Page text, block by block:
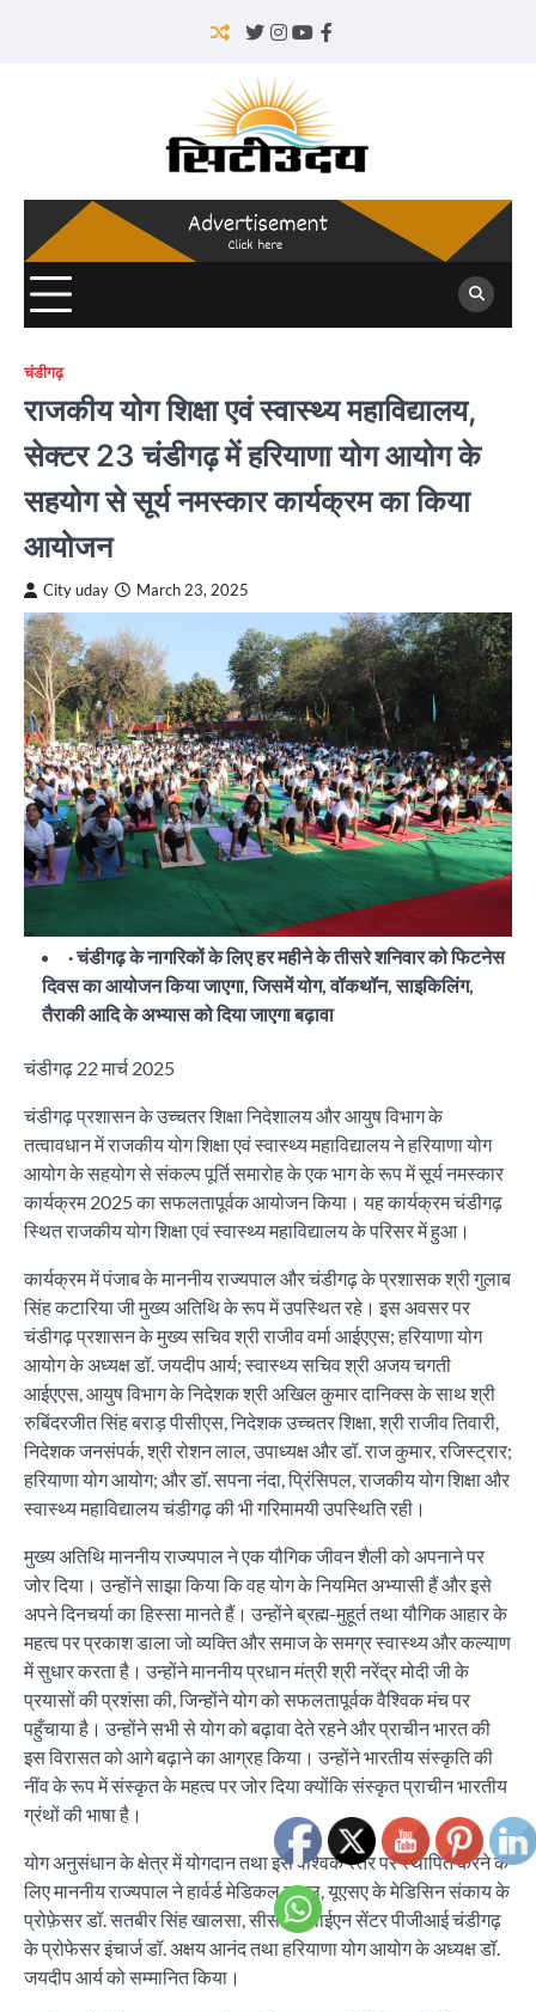
Twitter
Instagram
YouTube
Facebook
चंडीगढ़
राजकीय योग शिक्षा एवं स्वास्थ्य महाविद्यालय,
सेक्टर 23 चंडीगढ़ में हरियाणा योग आयोग के
सहयोग से सूर्य नमस्कार कार्यक्रम का किया
आयोजन
City uday March 23, 2025
· चंडीगढ़ के नागरिकों के लिए हर महीने के तीसरे शनिवार को फिटनेस
दिवस का आयोजन किया जाएगा, जिसमें योग, वॉकथॉन, साइकिलिंग,
तैराकी आदि के अभ्यास को दिया जाएगा बढ़ावा
चंडीगढ़ 22 मार्च 2025
चंडीगढ़ प्रशासन के उच्चतर शिक्षा निदेशालय और आयुष विभाग के
तत्वावधान में राजकीय योग शिक्षा एवं स्वास्थ्य महाविद्यालय ने हरियाणा योग
आयोग के सहयोग से संकल्प पूर्ति समारोह के एक भाग के रूप में सूर्य नमस्कार
कार्यक्रम 2025 का सफलतापूर्वक आयोजन किया। यह कार्यक्रम चंडीगढ़
स्थित राजकीय योग शिक्षा एवं स्वास्थ्य महाविद्यालय के परिसर में हुआ।
कार्यक्रम में पंजाब के माननीय राज्यपाल और चंडीगढ़ के प्रशासक श्री गुलाब
सिंह कटारिया जी मुख्य अतिथि के रूप में उपस्थित रहे। इस अवसर पर
चंडीगढ़ प्रशासन के मुख्य सचिव श्री राजीव वर्मा आईएएस; हरियाणा योग
आयोग के अध्यक्ष डॉ. जयदीप आर्य; स्वास्थ्य सचिव श्री अजय चगती
आईएएस, आयुष विभाग के निदेशक श्री अखिल कुमार दानिक्स के साथ श्री
रुबिंदरजीत सिंह बराड़ पीसीएस, निदेशक उच्चतर शिक्षा, श्री राजीव तिवारी,
निदेशक जनसंपर्क, श्री रोशन लाल, उपाध्यक्ष और डॉ. राज कुमार, रजिस्ट्रार;
हरियाणा योग आयोग; और डॉ. सपना नंदा, प्रिंसिपल, राजकीय योग शिक्षा और
स्वास्थ्य महाविद्यालय चंडीगढ़ की भी गरिमामयी उपस्थिति रही।
मुख्य अतिथि माननीय राज्यपाल ने एक यौगिक जीवन शैली को अपनाने पर
जोर दिया। उन्होंने साझा किया कि वह योग के नियमित अभ्यासी हैं और इसे
अपने दिनचर्या का हिस्सा मानते हैं। उन्होंने ब्रह्म-मुहूर्त तथा यौगिक आहार के
महत्व पर प्रकाश डाला जो व्यक्ति और समाज के समग्र स्वास्थ्य और कल्याण
में सुधार करता है। उन्होंने माननीय प्रधान मंत्री श्री नरेंद्र मोदी जी के
प्रयासों की प्रशंसा की, जिन्होंने योग को सफलतापूर्वक वैश्विक मंच पर
पहुँचाया है। उन्होंने सभी से योग को बढ़ावा देते रहने और प्राचीन भारत की
इस विरासत को आगे बढ़ाने का आग्रह किया। उन्होंने भारतीय संस्कृति की
नींव के रूप में संस्कृत के महत्व पर जोर दिया क्योंकि संस्कृत प्राचीन भारतीय
ग्रंथों की भाषा है।
योग अनुसंधान के क्षेत्र में योगदान तथा इसे वैश्विक स्तर पर स्थापित करने के
लिए माननीय राज्यपाल ने हार्वर्ड मेडिकल स्कूल, यूएसए के मेडिसिन संकाय के
प्रोफ़ेसर डॉ. सतबीर सिंह खालसा, सीसीआरवाईएन सेंटर पीजीआई चंडीगढ़
के प्रोफेसर इंचार्ज डॉ. अक्षय आनंद तथा हरियाणा योग आयोग के अध्यक्ष डॉ.
जयदीप आर्य को सम्मानित किया।